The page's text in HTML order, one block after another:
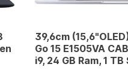
39,6cm
Go 15 E1505VA
i9, 24 GB Ram, 1 TB